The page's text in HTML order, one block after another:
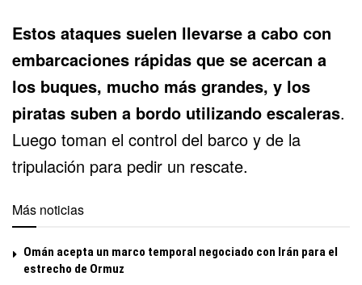
Estos ataques suelen llevarse a cabo con
embarcaciones rápidas que se acercan a
los buques, mucho más grandes, y los
piratas suben a bordo utilizando escaleras.
Luego toman el control del barco y de la
tripulación para pedir un rescate.
Más noticias
Omán acepta un marco temporal negociado con Irán para el
estrecho de Ormuz